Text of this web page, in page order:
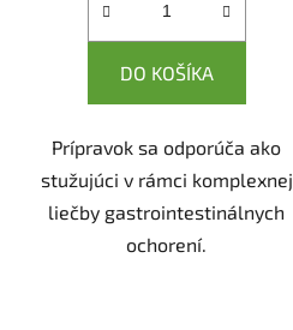
DO KOŠÍKA
Prípravok sa odporúča ako
stužujúci v rámci komplexnej
liečby gastrointestinálnych
ochorení.